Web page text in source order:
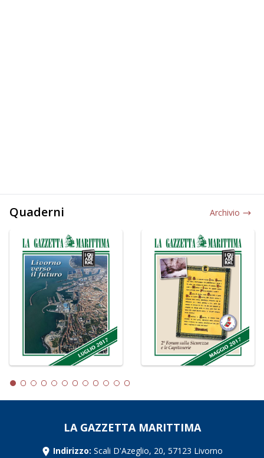
Quaderni Archivio
LA GAZZETTA MARITTIMA
Indirizzo: Scali D'Azeglio, 20, 57123 Livorno